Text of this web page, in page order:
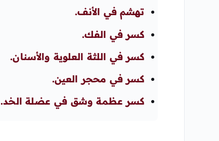
تهشم في الأنف.
كسر في الفك.
كسر في اللثة العلوية والأسنان.
كسر في محجر العين.
كسر عظمة وشق في عضلة الخد.